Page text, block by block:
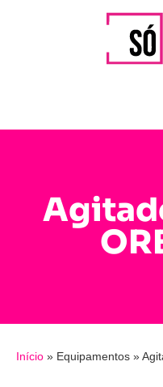
Início » Equipamentos »